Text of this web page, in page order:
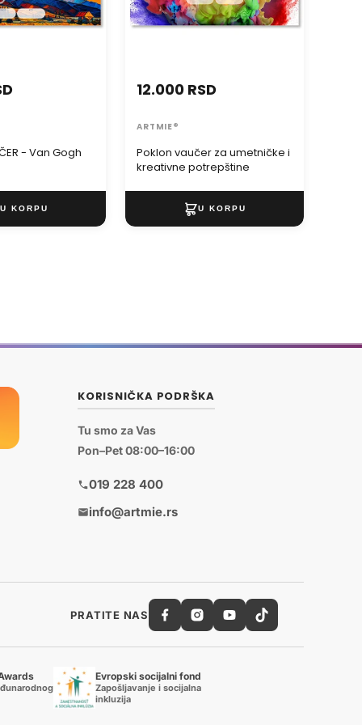
- Van Gogh
Poklon vaučer za umetničke i
kreativne potrepštine
12.000 RSD
ARTMIE®
KORISNIČKA PODRŠKA
Tu smo za Vas
Pon–Pet 08:00–16:00
019 228 400
info@artmie.rs
PRATITE NAS
Evropski socijalni fond
Zapošljavanje i socijalna
inkluzija